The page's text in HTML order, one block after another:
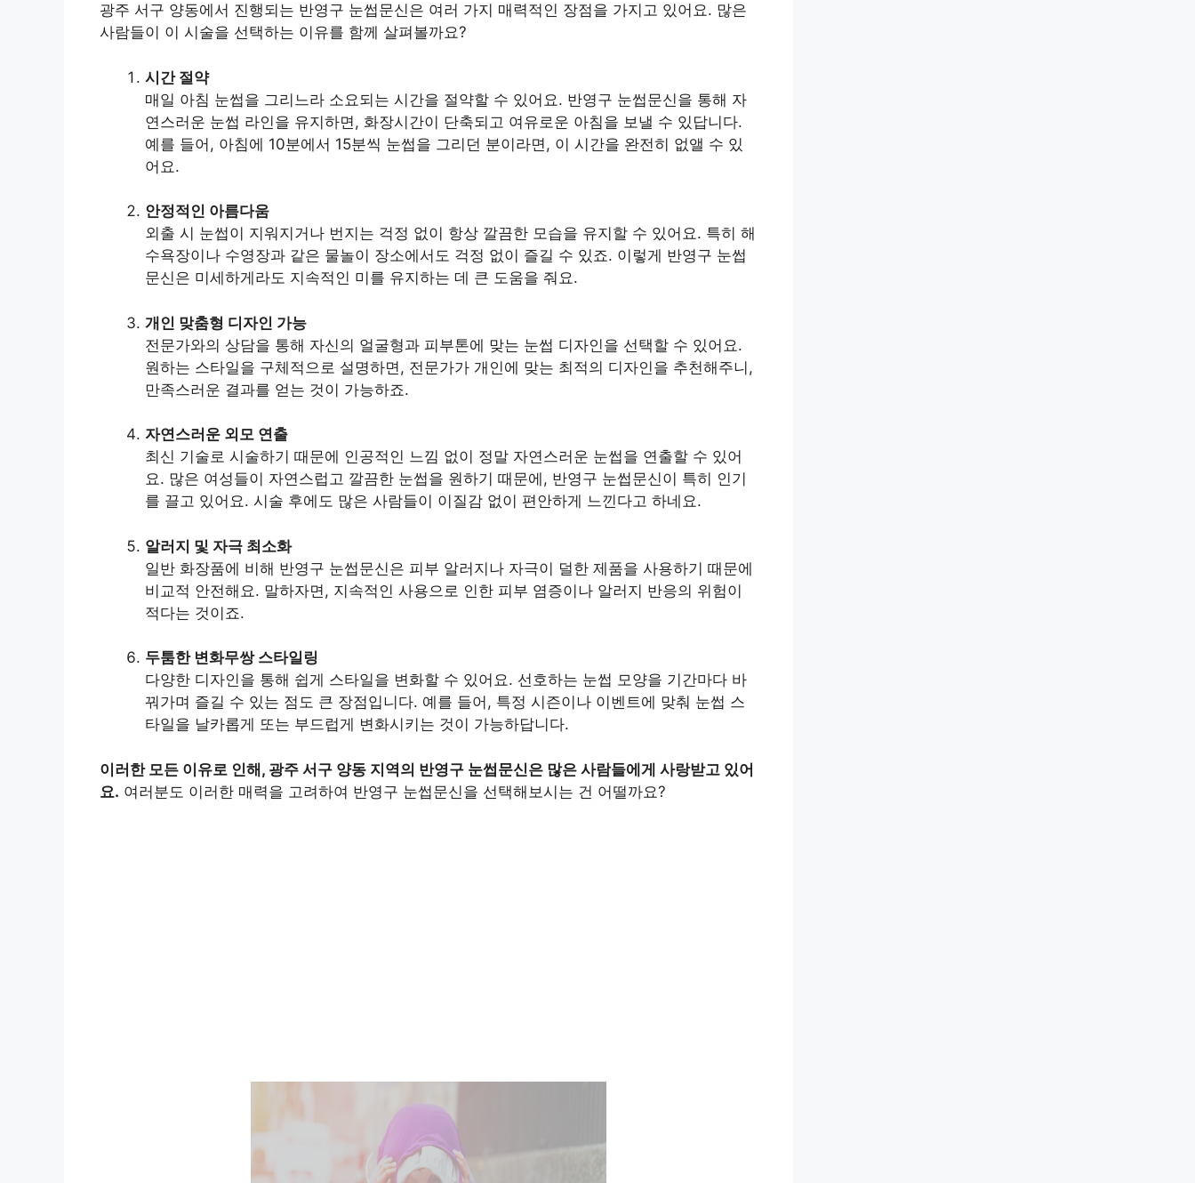
광주 서구 양동에서 진행되는 반영구 눈썹문신은 여러 가지 매력적인 장점을 가지고 있어요. 많은
사람들이 이 시술을 선택하는 이유를 함께 살펴볼까요?
시간 절약
매일 아침 눈썹을 그리느라 소요되는 시간을 절약할 수 있어요. 반영구 눈썹문신을 통해 자
연스러운 눈썹 라인을 유지하면, 화장시간이 단축되고 여유로운 아침을 보낼 수 있답니다.
예를 들어, 아침에 10분에서 15분씩 눈썹을 그리던 분이라면, 이 시간을 완전히 없앨 수 있
어요.
안정적인 아름다움
외출 시 눈썹이 지워지거나 번지는 걱정 없이 항상 깔끔한 모습을 유지할 수 있어요. 특히 해
수욕장이나 수영장과 같은 물놀이 장소에서도 걱정 없이 즐길 수 있죠. 이렇게 반영구 눈썹
문신은 미세하게라도 지속적인 미를 유지하는 데 큰 도움을 줘요.
개인 맞춤형 디자인 가능
전문가와의 상담을 통해 자신의 얼굴형과 피부톤에 맞는 눈썹 디자인을 선택할 수 있어요.
원하는 스타일을 구체적으로 설명하면, 전문가가 개인에 맞는 최적의 디자인을 추천해주니,
만족스러운 결과를 얻는 것이 가능하죠.
자연스러운 외모 연출
최신 기술로 시술하기 때문에 인공적인 느낌 없이 정말 자연스러운 눈썹을 연출할 수 있어
요. 많은 여성들이 자연스럽고 깔끔한 눈썹을 원하기 때문에, 반영구 눈썹문신이 특히 인기
를 끌고 있어요. 시술 후에도 많은 사람들이 이질감 없이 편안하게 느낀다고 하네요.
알러지 및 자극 최소화
일반 화장품에 비해 반영구 눈썹문신은 피부 알러지나 자극이 덜한 제품을 사용하기 때문에
비교적 안전해요. 말하자면, 지속적인 사용으로 인한 피부 염증이나 알러지 반응의 위험이
적다는 것이죠.
두툼한 변화무쌍 스타일링
다양한 디자인을 통해 쉽게 스타일을 변화할 수 있어요. 선호하는 눈썹 모양을 기간마다 바
꿔가며 즐길 수 있는 점도 큰 장점입니다. 예를 들어, 특정 시즌이나 이벤트에 맞춰 눈썹 스
타일을 날카롭게 또는 부드럽게 변화시키는 것이 가능하답니다.
이러한 모든 이유로 인해, 광주 서구 양동 지역의 반영구 눈썹문신은 많은 사람들에게 사랑받고 있어
요. 여러분도 이러한 매력을 고려하여 반영구 눈썹문신을 선택해보시는 건 어떨까요?